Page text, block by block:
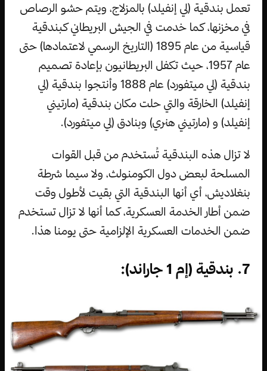
تعمل بندقية (لي إنفيلد) بالمزلاج، ويتم حشو الرصاص
في مخزنها، كما خدمت في الجيش البريطاني كبندقية
قياسية من عام 1895 (التاريخ الرسمي لاعتمادها) حتى
عام 1957، حيث تكفل البريطانيون بإعادة تصميم
بندقية (لي ميتفورد) عام 1888 وأنتجوا بندقية (لي
إنفيلد) الخارقة والتي حلت مكان بندقية (مارتيني
إنفيلد) و (مارتيني هنري) وبنادق (لي ميتفورد).
لا تزال هذه البندقية تُستخدم من قبل القوات
المسلحة لبعض دول الكومنولث، ولا سيما شرطة
بنغلاديش، أي أنها البندقية التي بقيت لأطول وقت
ضمن أطار الخدمة العسكرية، كما أنها لا تزال تستخدم
ضمن الخدمات العسكرية الإلزامية حتى يومنا هذا.
7. بندقية (إم 1 جاراند):